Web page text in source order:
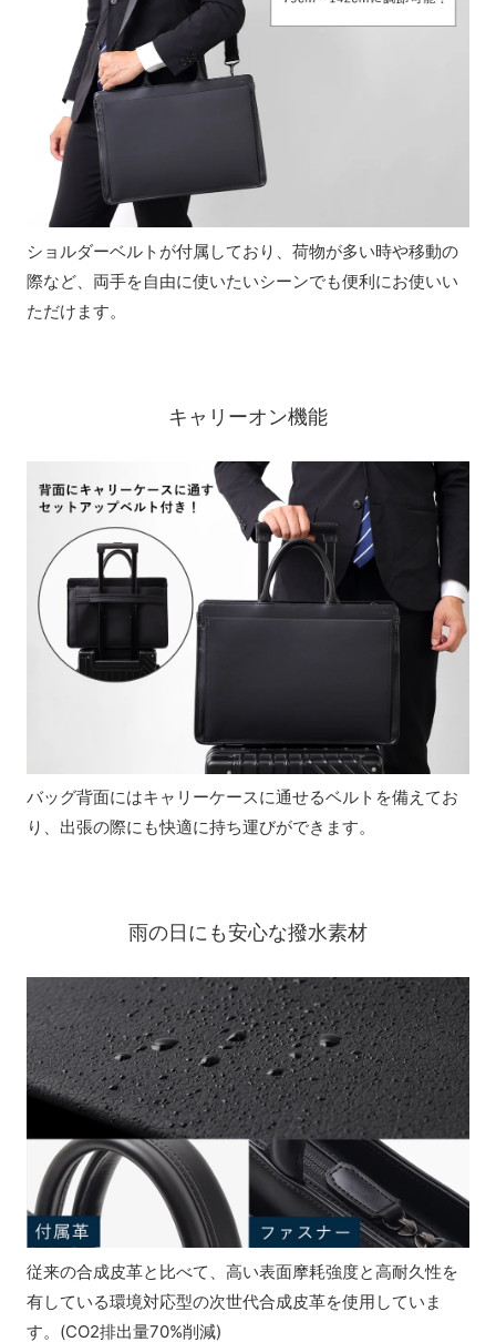
ショルダーベルトが付属しており、荷物が多い時や移動の
際など、両手を自由に使いたいシーンでも便利にお使いい
ただけます。
キャリーオン機能
バッグ背面にはキャリーケースに通せるベルトを備えてお
り、出張の際にも快適に持ち運びができます。
雨の日にも安心な撥水素材
従来の合成皮革と比べて、高い表面摩耗強度と高耐久性を
有している環境対応型の次世代合成皮革を使用していま
す。(CO2排出量70%削減)